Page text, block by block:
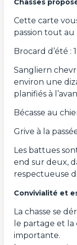
Chasses
Cette carte
passion tout au
Brocard d’été :
Sangliern
environ une
planifiés à
Bécasse au
Grive à la
Les battues
end sur deux,
respectueuse
Convivialité et
La chasse se
le partage et
importante.